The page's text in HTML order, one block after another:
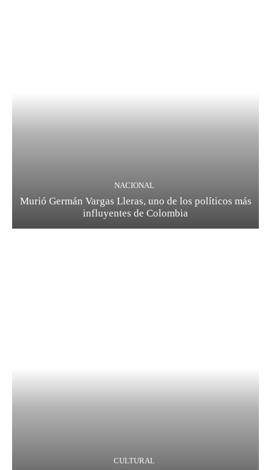
NACIONAL
Murió Germán Vargas Lleras, uno de los políticos más
influyentes de Colombia
CULTURAL